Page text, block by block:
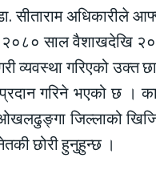
अधिकारीले
२०८० साल वैशाखदेखि
व्यवस्था गरिएको उक्त
गरिने भएको छ ।
जिल्लाको
छोरी हुनुहुन्छ ।